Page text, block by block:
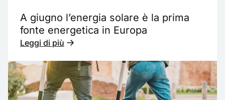
A giugno l’energia solare è la prima
fonte energetica in Europa
Leggi di più